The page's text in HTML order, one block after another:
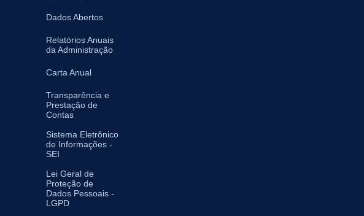
Dados Abertos
Relatórios Anuais
da Administração
Carta Anual
Transparência e
Prestação de
Contas
Sistema Eletrônico
de Informações -
SEI
Lei Geral de
Proteção de
Dados Pessoais -
LGPD